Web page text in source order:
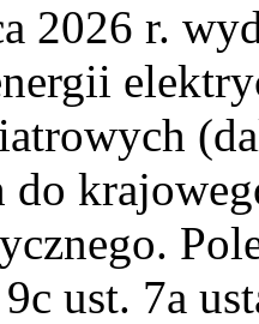
2026 r.
do
ust. 7a